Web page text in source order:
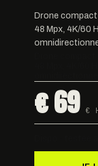
Drone
48 Mpx, 4K/60
€ 69 €